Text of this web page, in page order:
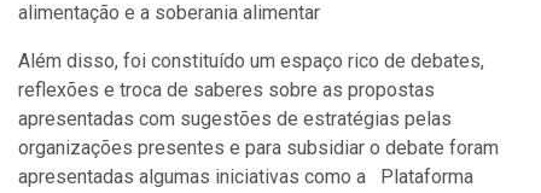
alimentação e a soberania alimentar
Além disso, foi constituído um espaço rico de debates,
reflexões e troca de saberes sobre as propostas
apresentadas com sugestões de estratégias pelas
organizações presentes e para subsidiar o debate foram
apresentadas algumas iniciativas como a
Plataforma